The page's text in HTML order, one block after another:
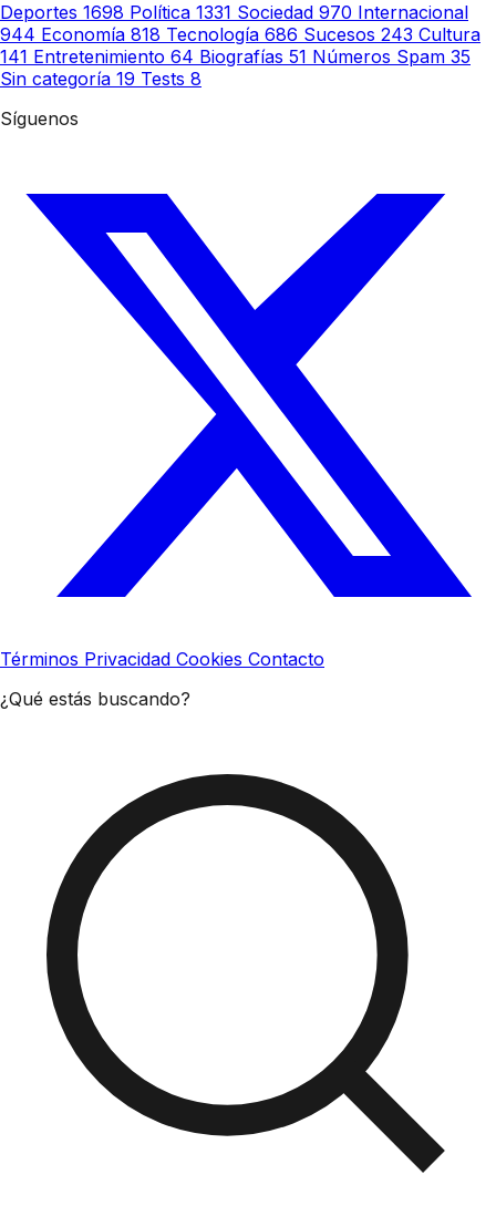
Deportes 1698 Política 1331 Sociedad 970 Internacional
944 Economía 818 Tecnología 686 Sucesos 243 Cultura
141 Entretenimiento 64 Biografías 51 Números Spam 35
Sin categoría 19 Tests 8
Síguenos
Términos Privacidad Cookies Contacto
¿Qué estás buscando?